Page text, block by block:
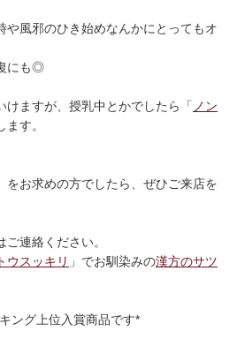
や風邪のひき始めなんかにとってもオ
にも◎
けますが、授乳中とかでしたら「 ノン
ます。
」をお求めの方でしたら、ぜひご来店を
連絡ください。
トウスッキリ 」でお馴染みの漢方のサツ
ング上位入賞商品です*